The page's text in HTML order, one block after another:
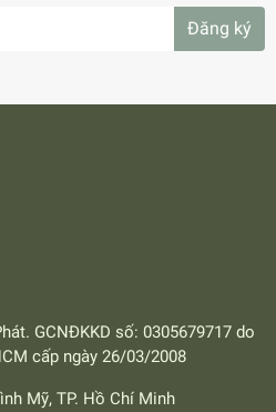
Đăng ký
GCNĐKKD số: 0305679717 do
cấp ngày 26/03/2008
Mỹ, TP. Hồ Chí Minh